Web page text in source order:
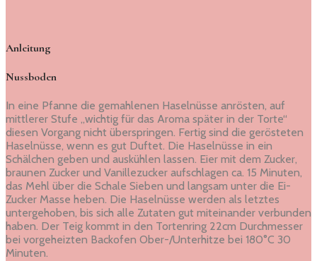
Anleitung
Nussboden
In eine Pfanne die gemahlenen Haselnüsse anrösten, auf
mittlerer Stufe „wichtig für das Aroma später in der Torte“
diesen Vorgang nicht überspringen. Fertig sind die gerösteten
Haselnüsse, wenn es gut Duftet. Die Haselnüsse in ein
Schälchen geben und auskühlen lassen. Eier mit dem Zucker,
braunen Zucker und Vanillezucker aufschlagen ca. 15 Minuten,
das Mehl über die Schale Sieben und langsam unter die Ei-
Zucker Masse heben. Die Haselnüsse werden als letztes
untergehoben, bis sich alle Zutaten gut miteinander verbunden
haben. Der Teig kommt in den Tortenring 22cm Durchmesser
bei vorgeheizten Backofen Ober-/Unterhitze bei 180°C 30
Minuten.